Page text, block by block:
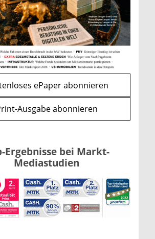
WEITERE ARTIKEL
zurückweiter
möglich
ePaper abonnieren
Ausgabe abonnieren
Ergebnisse bei Markt-
Mediastudien